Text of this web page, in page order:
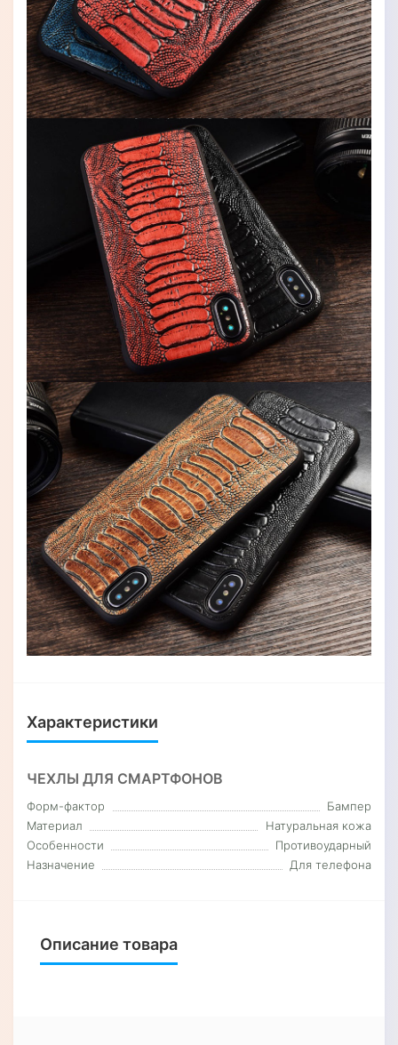
Характеристики
ЧЕХЛЫ ДЛЯ СМАРТФОНОВ
Форм-фактор
Бампер
Материал
Натуральная кожа
Особенности
Противоударный
Назначение
Для телефона
Описание товара